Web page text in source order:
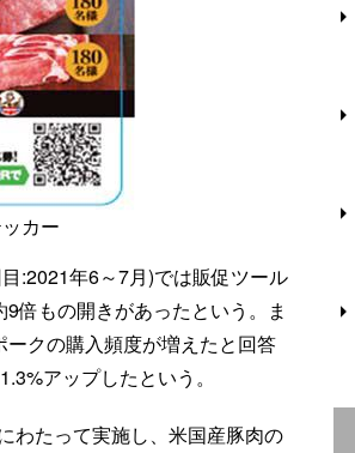
カー
:2021年6～7月)では販促ツール
倍もの開きがあったという。ま
クの購入頻度が増えたと回答
アップしたという。
わたって実施し、米国産豚肉の